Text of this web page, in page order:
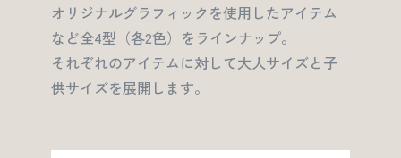
オリジナルグラフィックを使用したアイテム
など全4型（各2色）をラインナップ。
それぞれのアイテムに対して大人サイズと子
供サイズを展開します。